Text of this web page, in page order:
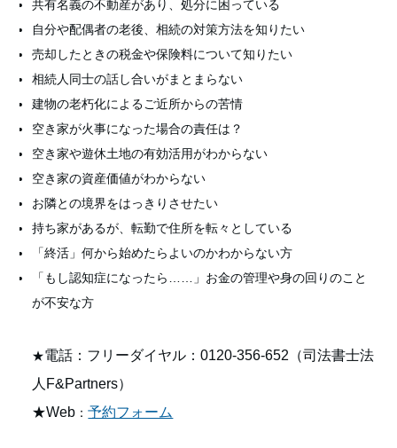
共有名義の不動産があり、処分に困っている
自分や配偶者の老後、相続の対策方法を知りたい
売却したときの税金や保険料について知りたい
相続人同士の話し合いがまとまらない
建物の老朽化によるご近所からの苦情
空き家が火事になった場合の責任は？
空き家や遊休土地の有効活用がわからない
空き家の資産価値がわからない
お隣との境界をはっきりさせたい
持ち家があるが、転勤で住所を転々としている
「終活」何から始めたらよいのかわからない方
「もし認知症になったら……」お金の管理や身の回りのこと
が不安な方
★電話：フリーダイヤル：0120-356-652（司法書士法
人F&Partners）
★Web ：予約フォーム